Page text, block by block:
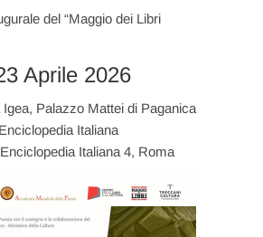
del “Maggio dei Libri
Aprile 2026
Palazzo Mattei di Paganica
Italiana
Italiana 4, Roma